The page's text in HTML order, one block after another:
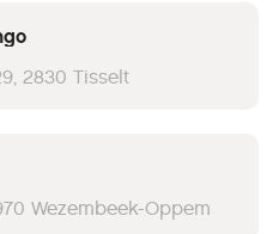
2830 Tisselt
Wezembeek-Oppem